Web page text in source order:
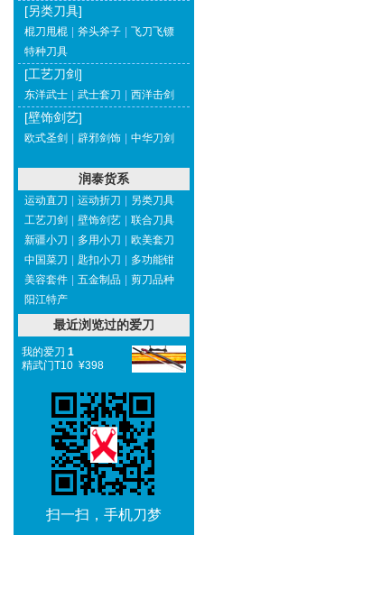
[另类刀具]
棍刀甩棍 斧头斧子
飞刀飞镖
特种刀具
[工艺刀剑]
东洋武士 武士套刀 西洋击剑
[壁饰剑艺]
欧式圣剑 辟邪剑饰 中华刀剑
润泰货系
运动直刀 运动折刀
另类刀具
工艺刀剑
壁饰剑艺
联合刀具
新疆小刀
多用小刀
欧美套刀
中国菜刀
匙扣小刀
多功能钳
美容套件
五金制品
剪刀品种
阳江特产
最近浏览过的爱刀
我的爱刀 1
精武门T10 ¥398
扫一扫，手机刀梦